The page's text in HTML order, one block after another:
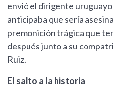
envió el dirigente
anticipaba que sería
premonición trágica que
después junto a su
Ruiz.
El salto a la historia